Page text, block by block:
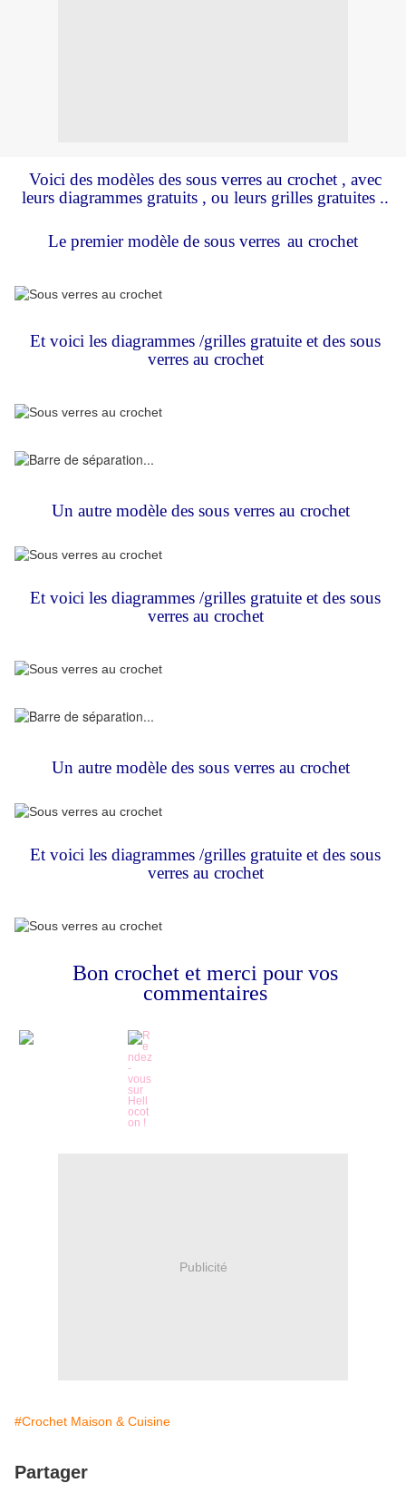
Voici des modèles des sous verres au crochet , avec
leurs diagrammes gratuits , ou leurs grilles gratuites ..
Le premier modèle de sous verres au crochet
Et voici les diagrammes /grilles gratuite et des sous
verres au crochet
Un autre modèle des sous verres au crochet
Et voici les diagrammes /grilles gratuite et des sous
verres au crochet
Un autre modèle des sous verres au crochet
Et voici les diagrammes /grilles gratuite et des sous
verres au crochet
Bon crochet et merci pour vos
commentaires
Publicité
#Crochet Maison & Cuisine
Partager